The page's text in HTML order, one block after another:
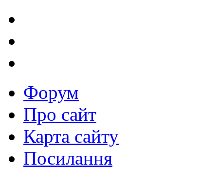
Форум
Про сайт
Карта сайту
Посилання